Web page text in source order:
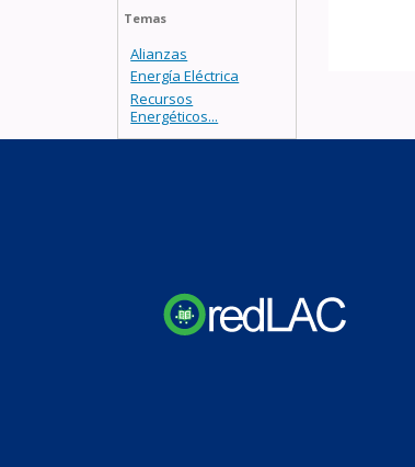
Temas
Alianzas
Energía Eléctrica
Recursos
Energéticos...